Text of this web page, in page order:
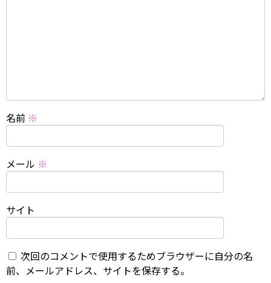
名前 ※
メール ※
サイト
次回のコメントで使用するためブラウザーに自分の名
前、メールアドレス、サイトを保存する。